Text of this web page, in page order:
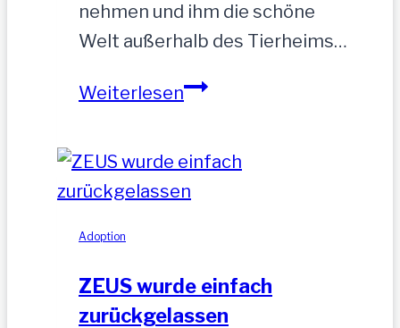
nehmen und ihm die schöne
Welt außerhalb des Tierheims…
WeiterlesenNOAH-
Rüde,
35
Adoption
ZEUS wurde einfach
zurückgelassen